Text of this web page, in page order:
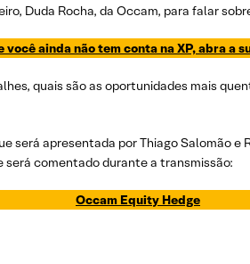
Duda Rocha, da Occam, para falar
você ainda não tem conta na XP, abra a
quais são as oportunidades mais
será apresentada por Thiago Salomão
será comentado durante a transmissão:
Occam Equity Hedge